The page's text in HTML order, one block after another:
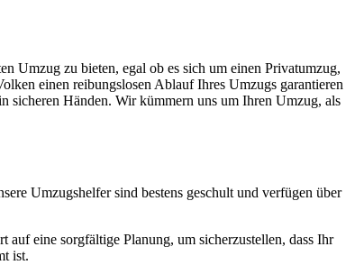
Umzug zu bieten, egal ob es sich um einen Privatumzug,
einen reibungslosen Ablauf Ihres Umzugs garantieren
sicheren Händen. Wir kümmern uns um Ihren Umzug, als
Umzugshelfer sind bestens geschult und verfügen über
eine sorgfältige Planung, um sicherzustellen, dass Ihr
ist.